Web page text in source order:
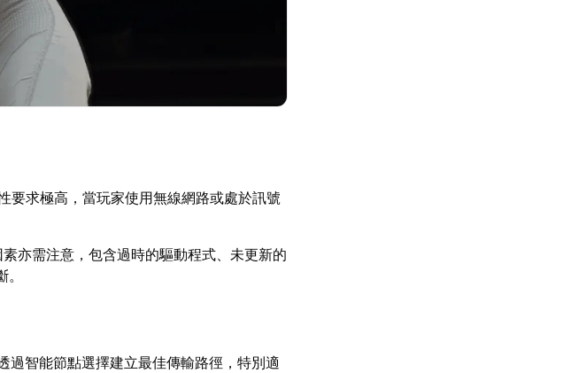
要求極高，當玩家使用無線網路或處於訊號
亦需注意，包含過時的驅動程式、未更新的
過智能節點選擇建立最佳傳輸路徑，特別適